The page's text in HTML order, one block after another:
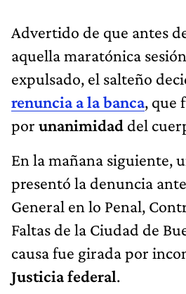
Advertido de que antes
aquella maratónica
expulsado, el salteño
renuncia a la banca, que
por unanimidad del
En la mañana siguiente,
presentó la denuncia
General en lo Penal,
Faltas de la Ciudad de
causa fue girada por
Justicia federal.